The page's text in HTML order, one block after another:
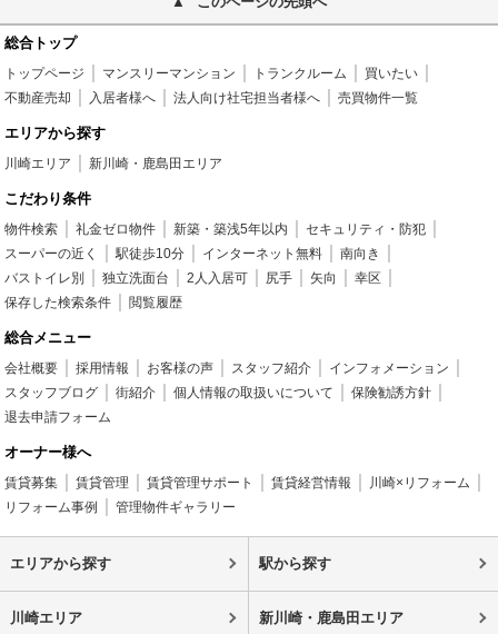
総合トップ
トップページ マンスリーマンション トランクルーム
買いたい
不動産売却
入居者様へ 法人向け社宅担当者様へ 売買物件一覧
エリアから探す
川崎エリア 新川崎・鹿島田エリア
こだわり条件
物件検索 礼金ゼロ物件 新築・築浅5年以内
セキュリティ・防犯
スーパーの近く
駅徒歩10分 インターネット無料
南向き
バストイレ別
独立洗面台 2人入居可 尻手 矢向
幸区
保存した検索条件
閲覧履歴
総合メニュー
会社概要 採用情報 お客様の声 スタッフ紹介
インフォメーション
スタッフブログ
街紹介 個人情報の取扱いについて
保険勧誘方針
退去申請フォーム
オーナー様へ
賃貸募集 賃貸管理 賃貸管理サポート 賃貸経営情報
川崎×リフォーム
リフォーム事例
管理物件ギャラリー
エリアから探す 駅から探す
川崎エリア 新川崎・鹿島田エリア